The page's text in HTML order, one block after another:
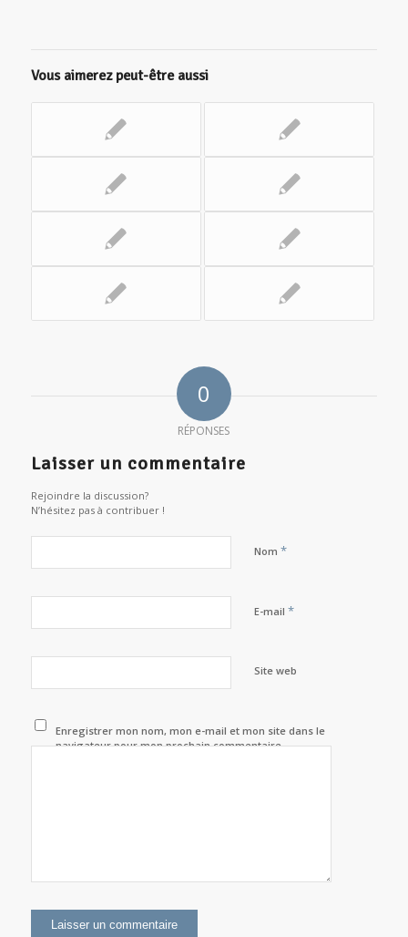
Vous aimerez peut-être aussi
0
RÉPONSES
Laisser un commentaire
Rejoindre la discussion?
N’hésitez pas à contribuer !
Nom *
E-mail *
Site web
Enregistrer mon nom, mon e-mail et mon site dans le
navigateur pour mon prochain commentaire.